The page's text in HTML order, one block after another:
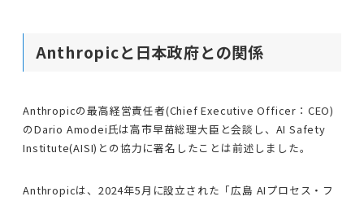
Anthropicと日本政府との関係
Anthropicの最高経営責任者(Chief Executive Officer：CEO)
のDario Amodei氏は高市早苗総理大臣と会談し、AI Safety
Institute(AISI)との協力に署名したことは前述しました。
Anthropicは、2024年5月に設立された「広島 AIプロセス・フ